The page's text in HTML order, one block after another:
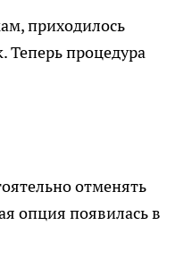
приходилось
Теперь процедура
отменять
опция появилась в